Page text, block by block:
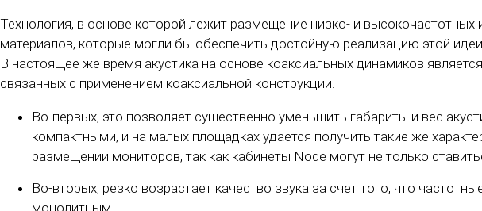
Технология, в основе которой лежит размещение низко- и
материалов, которые могли бы обеспечить достойную реализацию этой
В настоящее же время акустика на основе коаксиальных динамиков
связанных с применением коаксиальной конструкции.
Во-первых, это позволяет существенно уменьшить габариты и вес
компактными, и на малых площадках удается получить такие же
размещении мониторов, так как кабинеты Node могут не только
Во-вторых, резко возрастает качество звука за счет того, что
монолитным.